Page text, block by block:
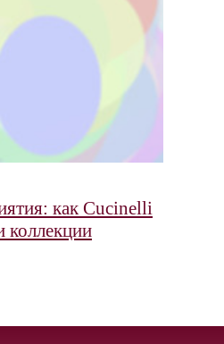
как Cucinelli
коллекции